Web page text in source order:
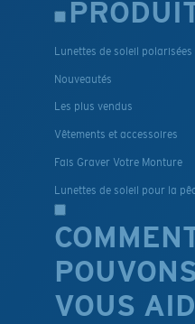
Lunettes de soleil polarisées
Nouveautés
Les plus vendus
Vêtements et accessoires
Fais Graver Votre Monture
Lunettes de soleil pour la
VOUS